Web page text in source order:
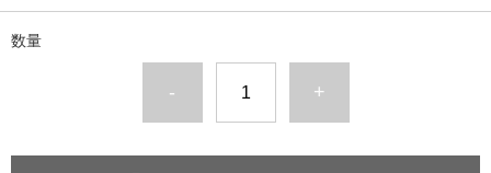
数量
- +